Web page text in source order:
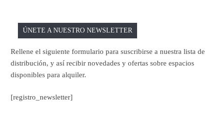
ÚNETE A NUESTRO NEWSLETTER
Rellene el siguiente formulario para suscribirse a nuestra lista de
distribución, y así recibir novedades y ofertas sobre espacios
disponibles para alquiler.
[registro_newsletter]